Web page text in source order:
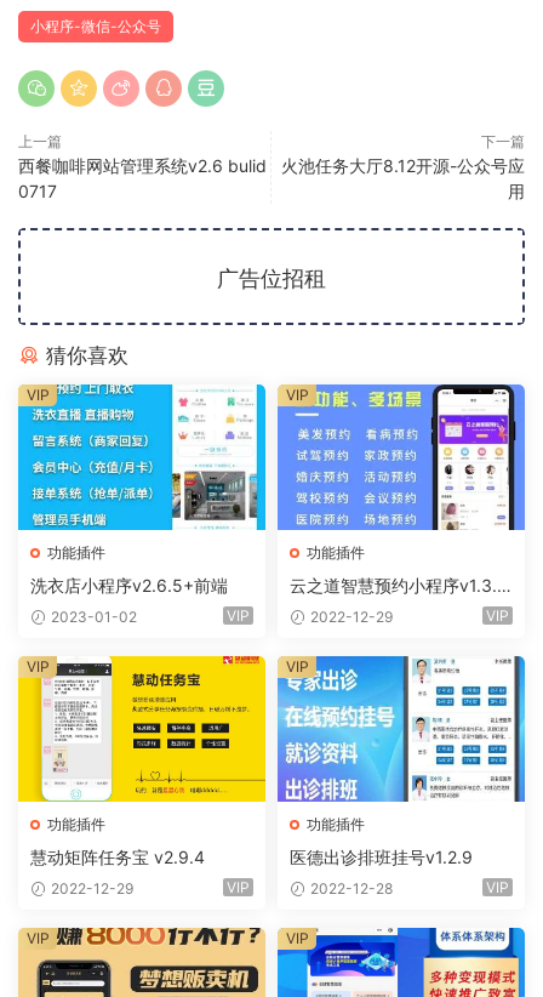
小程序-微信-公众号
上一篇
西餐咖啡网站管理系统v2.6 bulid
0717
下一篇
火池任务大厅8.12开源-公众号应
用
广告位招租
猜你喜欢
功能插件
洗衣店小程序v2.6.5+前端
2023-01-02 VIP
VIP
功能插件
云之道智慧预约小程序v1.3.0
+前端2022-12-29 VIP
VIP
功能插件
慧动矩阵任务宝 v2.9.4
2022-12-29 VIP
VIP
功能插件
医德出诊排班挂号v1.2.9
2022-12-28 VIP
VIP
VIP VIP